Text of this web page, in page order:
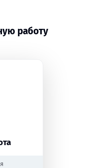
работу